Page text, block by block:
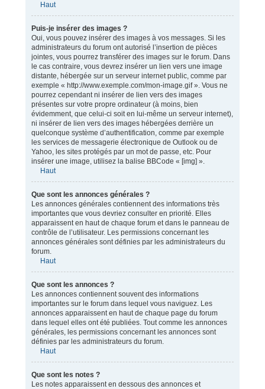
Haut
Puis-je insérer des images ?
Oui, vous pouvez insérer des images à vos messages. Si les
administrateurs du forum ont autorisé l’insertion de pièces
jointes, vous pourrez transférer des images sur le forum. Dans
le cas contraire, vous devrez insérer un lien vers une image
distante, hébergée sur un serveur internet public, comme par
exemple « http://www.exemple.com/mon-image.gif ». Vous ne
pourrez cependant ni insérer de lien vers des images
présentes sur votre propre ordinateur (à moins, bien
évidemment, que celui-ci soit en lui-même un serveur internet),
ni insérer de lien vers des images hébergées derrière un
quelconque système d’authentification, comme par exemple
les services de messagerie électronique de Outlook ou de
Yahoo, les sites protégés par un mot de passe, etc. Pour
insérer une image, utilisez la balise BBCode « [img] ».
Haut
Que sont les annonces générales ?
Les annonces générales contiennent des informations très
importantes que vous devriez consulter en priorité. Elles
apparaissent en haut de chaque forum et dans le panneau de
contrôle de l’utilisateur. Les permissions concernant les
annonces générales sont définies par les administrateurs du
forum.
Haut
Que sont les annonces ?
Les annonces contiennent souvent des informations
importantes sur le forum dans lequel vous naviguez. Les
annonces apparaissent en haut de chaque page du forum
dans lequel elles ont été publiées. Tout comme les annonces
générales, les permissions concernant les annonces sont
définies par les administrateurs du forum.
Haut
Que sont les notes ?
Les notes apparaissent en dessous des annonces et